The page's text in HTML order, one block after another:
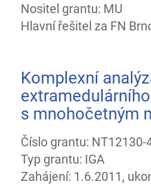
Nositel grantu: MU
Hlavní řešitel za FN
Komplexní
s mnohočetným
Číslo grantu: NT12130-
Typ grantu: IGA
Zahájení: 1.6.2011,